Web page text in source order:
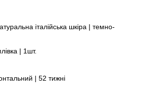
італійська шкіра | темно-
| 1шт.
| 52 тижні